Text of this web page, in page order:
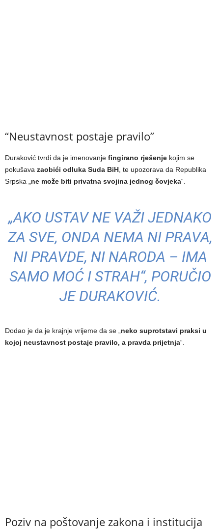
“Neustavnost postaje pravilo”
Duraković tvrdi da je imenovanje fingirano rješenje kojim se
pokušava zaobići odluka Suda BiH, te upozorava da Republika
Srpska „ne može biti privatna svojina jednog čovjeka“.
„AKO USTAV NE VAŽI JEDNAKO
ZA SVE, ONDA NEMA NI PRAVA,
NI PRAVDE, NI NARODA – IMA
SAMO MOĆ I STRAH“, PORUČIO
JE DURAKOVIĆ.
Dodao je da je krajnje vrijeme da se „neko suprotstavi praksi u
kojoj neustavnost postaje pravilo, a pravda prijetnja“.
Poziv na poštovanje zakona i institucija